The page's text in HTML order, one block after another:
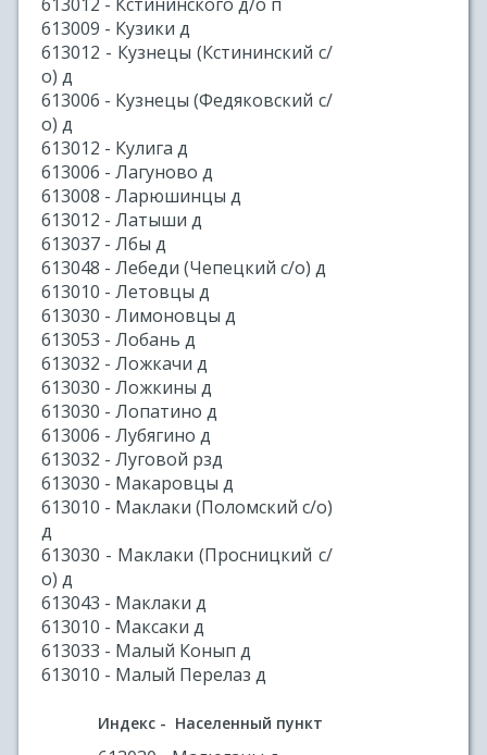
613009 - Кузики д
613012 - Кузнецы (Кстининский с/
о) д
613006 - Кузнецы (Федяковский с/
о) д
613012 - Кулига д
613006 - Лагуново д
613008 - Ларюшинцы д
613012 - Латыши д
613037 - Лбы д
613048 - Лебеди (Чепецкий с/о) д
613010 - Летовцы д
613030 - Лимоновцы д
613053 - Лобань д
613032 - Ложкачи д
613030 - Ложкины д
613030 - Лопатино д
613006 - Лубягино д
613032 - Луговой рзд
613030 - Макаровцы д
613010 - Маклаки (Поломский с/о)
д
613030 - Маклаки (Просницкий с/
о) д
613043 - Маклаки д
613010 - Максаки д
613033 - Малый Конып д
613010 - Малый Перелаз д
Индекс - Населенный пункт